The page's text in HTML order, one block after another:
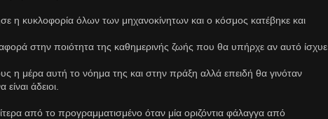
η κυκλοφορία όλων των μηχανοκίνητων και ο κόσμος κατέβηκε και
στην ποιότητα της καθημερινής ζωής που θα υπήρχε αν αυτό ίσχυε
η μέρα αυτή το νόημα της και στην πράξη αλλά επειδή θα γινόταν
άδειοι.
από το προγραμματισμένο όταν μία οριζόντια φάλαγγα από